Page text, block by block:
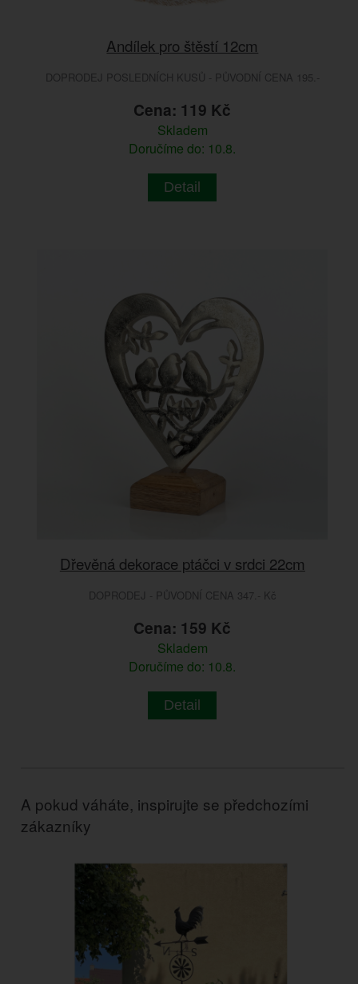
Andílek pro štěstí 12cm
DOPRODEJ POSLEDNÍCH KUSŮ - PŮVODNÍ CENA 195.-
Cena: 119 Kč
Skladem
Doručíme do: 10.8.
Detail
Dřevěná dekorace ptáčci v srdci 22cm
DOPRODEJ - PŮVODNÍ CENA 347.- Kč
Cena: 159 Kč
Skladem
Doručíme do: 10.8.
Detail
A pokud váháte, inspirujte se předchozími
zákazníky